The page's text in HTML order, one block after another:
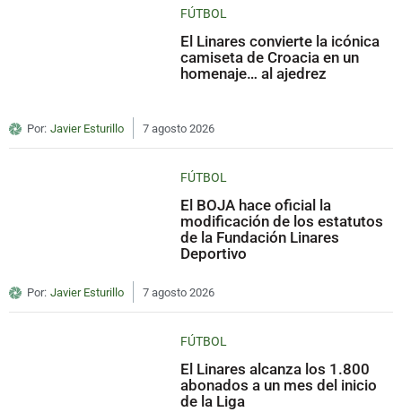
FÚTBOL
El Linares convierte la icónica
camiseta de Croacia en un
homenaje… al ajedrez
Por: Javier Esturillo 7 agosto 2026
FÚTBOL
El BOJA hace oficial la
modificación de los estatutos
de la Fundación Linares
Deportivo
Por: Javier Esturillo 7 agosto 2026
FÚTBOL
El Linares alcanza los 1.800
abonados a un mes del inicio
de la Liga